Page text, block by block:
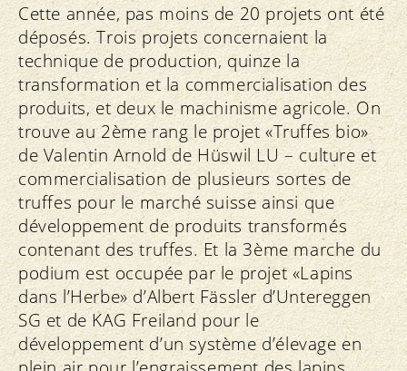
Cette année, pas moins de 20 projets ont été
déposés. Trois projets concernaient la
technique de production, quinze la
transformation et la commercialisation des
produits, et deux le machinisme agricole. On
trouve au 2ème rang le projet «Truffes bio»
de Valentin Arnold de Hüswil LU – culture et
commercialisation de plusieurs sortes de
truffes pour le marché suisse ainsi que
développement de produits transformés
contenant des truffes. Et la 3ème marche du
podium est occupée par le projet «Lapins
dans l’Herbe» d’Albert Fässler d’Untereggen
SG et de KAG Freiland pour le
développement d’un système d’élevage en